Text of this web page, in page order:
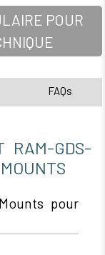
POUR
FAQs
RAM-GDS-
pour